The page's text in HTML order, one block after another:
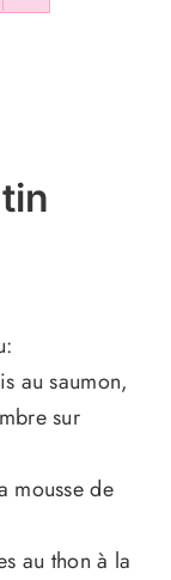
au saumon,
sur
mousse de
au thon à la